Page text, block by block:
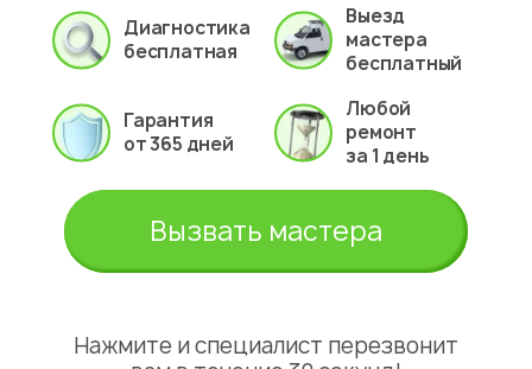
Диагностика
бесплатная
Выезд
мастера
бесплатный
Гарантия
от 365 дней
Любой
ремонт
за 1 день
Вызвать мастера
Нажмите и специалист перезвонит